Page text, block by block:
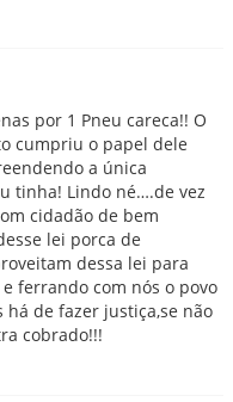
por 1 Pneu careca!! O
cumpriu o papel dele
a única
tinha! Lindo né….de vez
cidadão de bem
lei porca de
dessa lei para
ferrando com nós o povo
há de fazer justiça,se não
cobrado!!!